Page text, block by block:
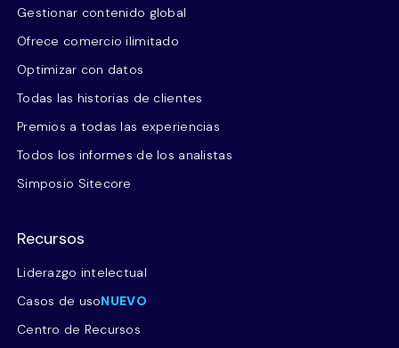
Gestionar contenido global
Ofrece comercio ilimitado
Optimizar con datos
Todas las historias de clientes
Premios a todas las experiencias
Todos los informes de los analistas
Simposio Sitecore
Recursos
Liderazgo intelectual
Casos de usoNUEVO
Centro de Recursos